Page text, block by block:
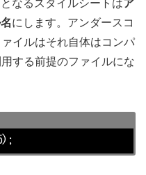
なるスタイルシートはア
にします。アンダースコ
イルはそれ自体はコンパ
する前提のファイルにな